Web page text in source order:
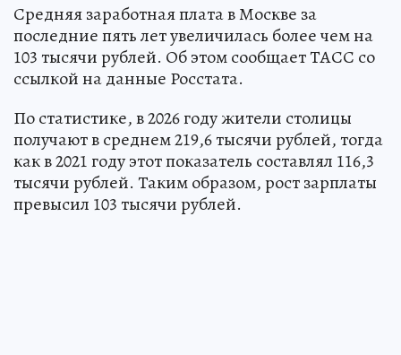
Средняя заработная плата в Москве за
последние пять лет увеличилась более чем на
103 тысячи рублей. Об этом сообщает ТАСС со
ссылкой на данные Росстата.
По статистике, в 2026 году жители столицы
получают в среднем 219,6 тысячи рублей, тогда
как в 2021 году этот показатель составлял 116,3
тысячи рублей. Таким образом, рост зарплаты
превысил 103 тысячи рублей.